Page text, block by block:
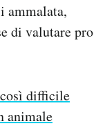
ammalata,
di valutare pro
così difficile
animale